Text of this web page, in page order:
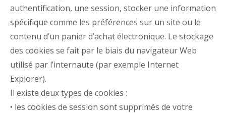
authentification, une session, stocker une information
spécifique comme les préférences sur un site ou le
contenu d’un panier d’achat électronique. Le stockage
des cookies se fait par le biais du navigateur Web
utilisé par l’internaute (par exemple Internet
Explorer).
Il existe deux types de cookies :
• les cookies de session sont supprimés de votre